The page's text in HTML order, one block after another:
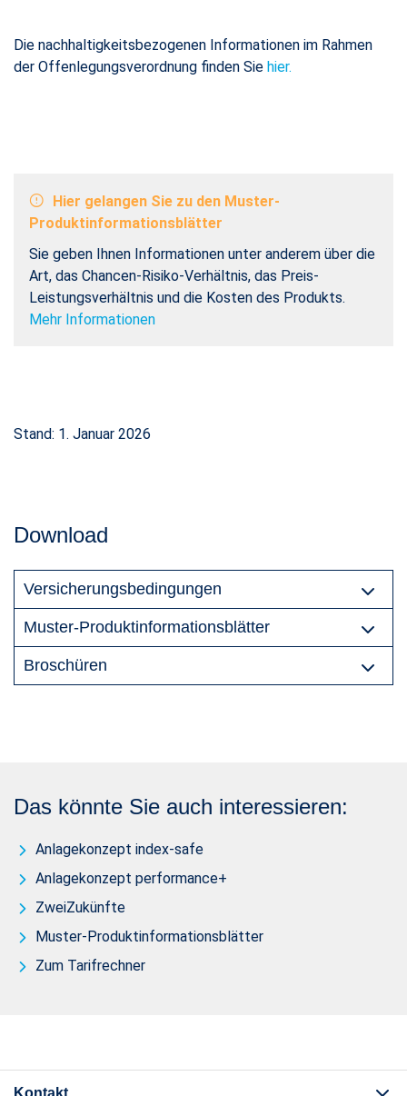
Die nachhaltigkeitsbezogenen Informationen im Rahmen
der Offenlegungsverordnung finden Sie hier.
Hier gelangen Sie zu den Muster-
Produktinformationsblätter
Sie geben Ihnen Informationen unter anderem über die
Art, das Chancen-Risiko-Verhältnis, das Preis-
Leistungsverhältnis und die Kosten des Produkts.
Mehr Informationen
Stand: 1. Januar 2026
Download
Versicherungsbedingungen
Muster-Produktinformationsblätter
Broschüren
Das könnte Sie auch interessieren:
Anlagekonzept index-safe
Anlagekonzept performance+
ZweiZukünfte
Muster-Produktinformationsblätter
Zum Tarifrechner